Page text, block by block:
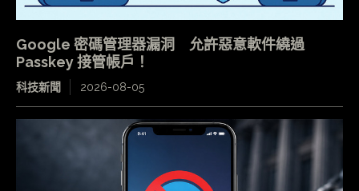
Google 密碼管理器漏洞 允許惡意軟件繞過
Passkey 接管帳戶！
科技新聞 2026-08-05